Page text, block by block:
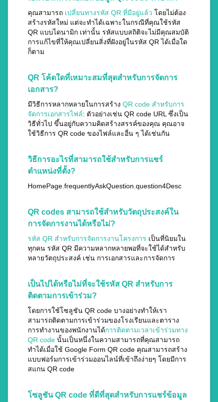
คุณสามารถ เปลี่ยนทางรหัส QR ที่มีอยู่แล้ว โดยไม่ต้อง
สร้างรหัสใหม่ แต่จะทำได้เฉพาะในกรณีที่คุณใช้รหัส
QR แบบไดนามิก เท่านั้น รหัสแบบสถิติจะไม่มีคุณสมบัติ
การแก้ไขที่ให้คุณเปลี่ยนสิ่งที่ฝังอยู่ในรหัส QR ได้เมื่อใด
ก็ตาม
QR โค้ดใดที่เหมาะสมที่สุดสำหรับการจัดการ
เอกสาร?
มีวิธีการหลากหลายในการสร้าง QR code สำหรับการ
จัดการเอกสารไฟล์: ตัวอย่างเช่น QR code URL ซึ่งเป็น
วิธีทั่วไป ขึ้นอยู่กับความคิดสร้างสรรค์ของคุณ คุณอาจ
ใช้วิธีการ QR code ของไฟล์และอื่น ๆ ได้เช่นกัน
วิธีการอะไรที่สามารถใช้สำหรับการแชร์
ตำแหน่งที่ตั้ง?
HomePage.frequentlyAskQuestion.question4Desc
QR codes สามารถใช้สำหรับวัตถุประสงค์ใน
การจัดการงานได้หรือไม่?
รหัส QR สำหรับการจัดการงานโครงการ เป็นที่นิยมใน
ทุกคน รหัส QR มีความหลากหลายพอที่จะใช้ได้สำหรับ
หลายวัตถุประสงค์ เช่น การเอกสารและการจัดการ
เป็นไปได้หรือไม่ที่จะใช้รหัส QR สำหรับการ
ติดตามการเข้าร่วม?
โดยการใช้โซลูชัน QR code บางอย่างทำให้เรา
สามารถติดตามการเข้าร่วมของโรงเรียนและตาราง
การทำงานของพนักงานได้การติดตามเวลาเข้าร่วมทาง
QR code นั้นเป็นหนึ่งในความสามารถที่คุณสามารถ
ทำได้เมื่อใช้ Google Form QR code คุณสามารถสร้าง
แบบฟอร์มการเข้าร่วมออนไลน์ที่เข้าถึงง่ายๆ โดยมีการ
สแกน QR code
โซลูชัน QR code ที่ดีที่สุดสำหรับการแชร์ข้อมูล